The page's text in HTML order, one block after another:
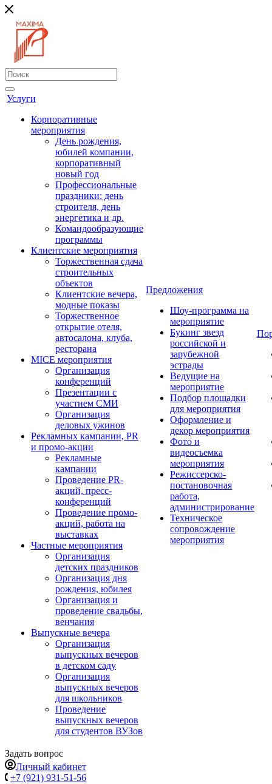
Услуги
Корпоративные
мероприятия
День рождения,
юбилей компании,
корпоративный
новый год
Профессиональные
праздники: день
строителя, день
энергетика и др.
Командообразующие
программы
Клиентские мероприятия
Торжественная сдача
строительных
объектов
Клиентские вечера,
модные показы
Торжественное
открытие отеля,
автосалона, клуба,
ресторана
MICE мероприятия
Организация
конференций
Презентации с
участием СМИ
Организация
деловых ужинов
Рекламных кампании, PR
и промо-акции
Рекламные
кампании
Проведение PR-
акций, пресс-
конференций
Проведение промо-
акций, работа на
выставках
Частные мероприятия
Организация
детских праздников
Организация дня
рождения, юбилея
Организация и
проведение свадьбы,
венчания
Выпускные вечера
Организация
выпускных вечеров
в детском саду
Организация
выпускных вечеров
для школьников
Проведение
выпускных вечеров
для студентов ВУЗов
Предложения
Шоу-программа на
мероприятие
Букинг звезд
российской и
зарубежной
эстрады
Ведущие на
мероприятие
Подбор площадки
для мероприятия
Оформление и
декор мероприятия
Фото и
видеосъемка
мероприятия
Режиссерско-
постановочная
работа,
администрирование
Техническое
сопровождение
мероприятия
Задать вопрос
Личный кабинет
+7 (921) 931-51-56